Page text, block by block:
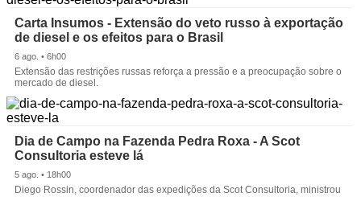
Carta Insumos - Extensão do veto russo à exportação
de diesel e os efeitos para o Brasil
6 ago. • 6h00
Extensão das restrições russas reforça a pressão e a preocupação sobre o
mercado de diesel.
Dia de Campo na Fazenda Pedra Roxa - A Scot
Consultoria esteve lá
5 ago. • 18h00
Diego Rossin, coordenador das expedições da Scot Consultoria, ministrou